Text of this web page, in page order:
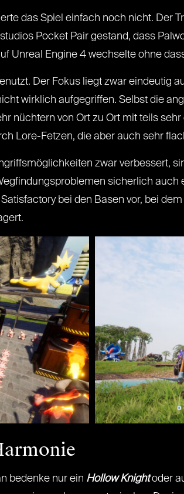
das Spiel einfach noch nicht. Der
Pocket Pair gestand, dass
Unreal Engine 4 wechselte ohne
Der Fokus liegt zwar eindeutig
wirklich aufgegriffen. Selbst die
nüchtern von Ort zu Ort mit teils
Lore-Fetzen, die aber auch sehr
zwar verbessert,
sicherlich
bei den Basen vor, bei
bedenke nur ein Hollow Knightoder